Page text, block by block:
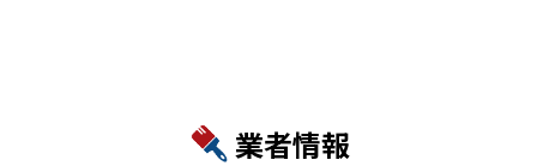
業者情報